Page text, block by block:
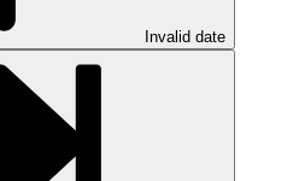
Invalid date